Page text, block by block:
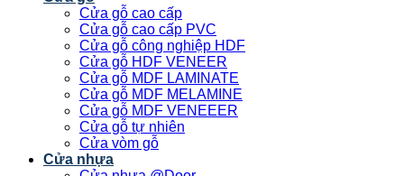
Cửa gỗ cao cấp
Cửa gỗ cao cấp PVC
Cửa gỗ công nghiệp HDF
Cửa gỗ HDF VENEER
Cửa gỗ MDF LAMINATE
Cửa gỗ MDF MELAMINE
Cửa gỗ MDF VENEEER
Cửa gỗ tự nhiên
Cửa vòm gỗ
Cửa nhựa